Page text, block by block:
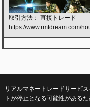
取引方法： 直接トレード
https://www.rmtdream.com/
リアルマネートレードサービ
トが停止となる可能性がある